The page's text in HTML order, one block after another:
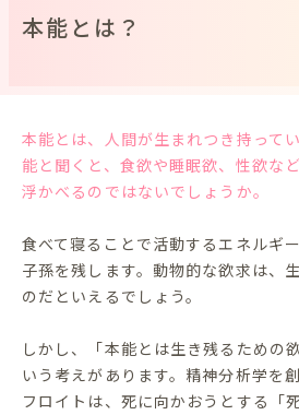
本能とは？
本能とは、人間が生まれつき持って
能と聞くと、食欲や睡眠欲、性欲な
浮かべるのではないでしょうか。
食べて寝ることで活動するエネルギ
子孫を残します。動物的な欲求は、
のだといえるでしょう。
しかし、「本能とは生き残るための
いう考えがあります。精神分析学を
フロイトは、死に向かおうとする「